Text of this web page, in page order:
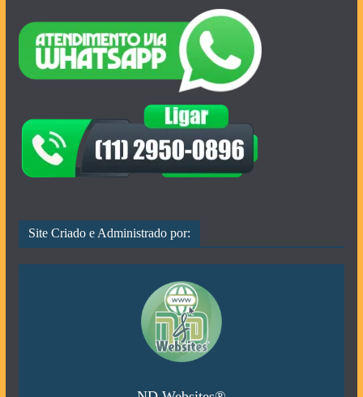
Site Criado e Administrado por: